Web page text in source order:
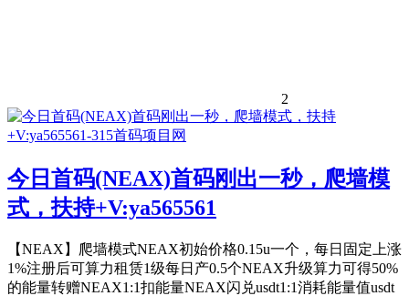
2
今日首码(NEAX)首码刚出一秒，爬墙模
式，扶持+V:ya565561
【NEAX】爬墙模式NEAX初始价格0.15u一个，每日固定上涨
1%注册后可算力租赁1级每日产0.5个NEAX升级算力可得50%
的能量转赠NEAX1:1扣能量NEAX闪兑usdt1:1消耗能量值usdt